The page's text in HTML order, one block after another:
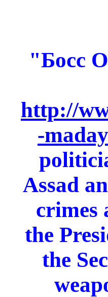
"Босс
http://
-
Assad
crimes
the
the